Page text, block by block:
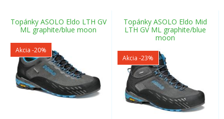
Topánky ASOLO Eldo LTH GV
ML graphite/blue moon
Akcia -20%
Topánky ASOLO Eldo Mid
LTH GV ML graphite/blue
moon
Akcia -23%